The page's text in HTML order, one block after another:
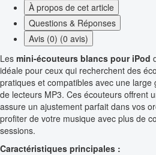
À propos de cet article
Questions & Réponses
Avis (0) (0 avis)
Les mini-écouteurs blancs pour iPod
idéale pour ceux qui recherchent des
pratiques et compatibles avec une large
de lecteurs MP3. Ces écouteurs offrent
assure un ajustement parfait dans vos
profiter de votre musique avec plus de
sessions.
Caractéristiques principales :